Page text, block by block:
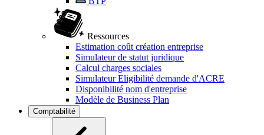
Ressources
Estimation coût création entreprise
Simulateur de statut juridique
Calcul charges sociales
Simulateur Eligibilité demande d'ACRE
Disponibilité nom d'entreprise
Modèle de Business Plan
Comptabilité